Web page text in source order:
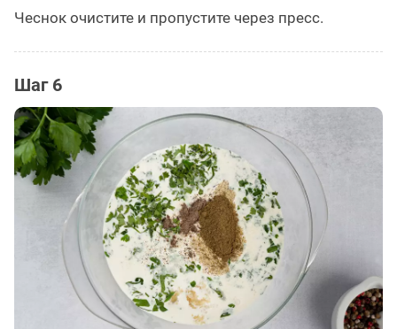
Чеснок очистите и пропустите через пресс.
Шаг 6